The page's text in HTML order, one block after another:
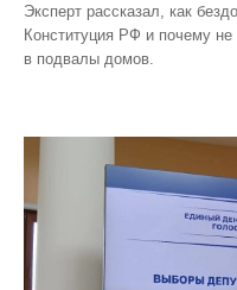
Эксперт рассказал, как
Конституция РФ и почему
в подвалы домов.